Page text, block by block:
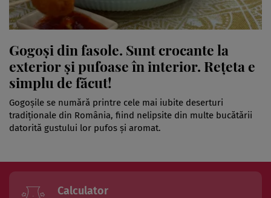
Gogoși din fasole. Sunt crocante la
exterior și pufoase în interior. Rețeta e
simplu de făcut!
Gogoșile se numără printre cele mai iubite deserturi
tradiționale din România, fiind nelipsite din multe bucătării
datorită gustului lor pufos și aromat.
Calculator